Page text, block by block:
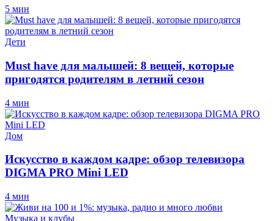
5 мин
Дети
Must have для малышей: 8 вещей, которые
пригодятся родителям в летний сезон
4 мин
Дом
Искусство в каждом кадре: обзор телевизора
DIGMA PRO Mini LED
4 мин
Музыка и клубы